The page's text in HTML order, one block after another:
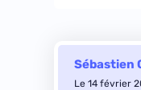
Sébastien
Le 14 février